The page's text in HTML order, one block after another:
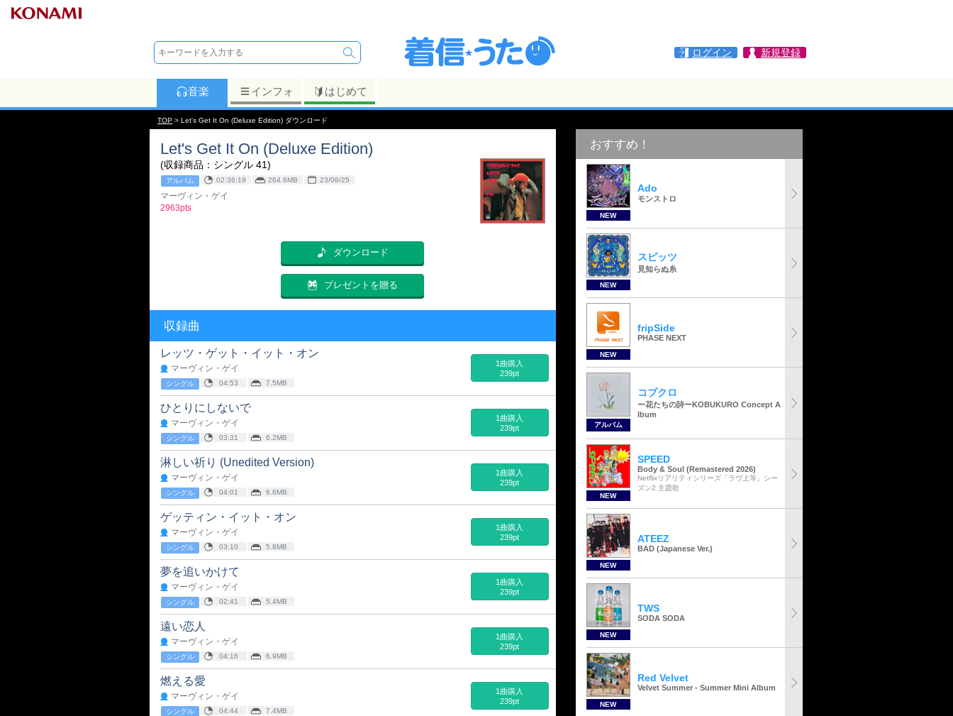
ログイン 新規登録
音楽 インフォ はじめて
TOP > Let's Get It On (Deluxe Edition) ダウンロード
Let's Get It On (Deluxe Edition)
(収録商品：シングル 41)
アルバム 02:36:19 264.6MB 23/08/25
マーヴィン・ゲイ
2963pts
ダウンロード
プレゼントを贈る
収録曲
レッツ・ゲット・イット・オン
マーヴィン・ゲイ
シングル 04:53 7.5MB
1曲購入
239pt
ひとりにしないで
マーヴィン・ゲイ
シングル 03:31 6.2MB
1曲購入
239pt
淋しい祈り (Unedited Version)
マーヴィン・ゲイ
シングル 04:01 6.6MB
1曲購入
239pt
ゲッティン・イット・オン
マーヴィン・ゲイ
シングル 03:10 5.8MB
1曲購入
239pt
夢を追いかけて
マーヴィン・ゲイ
シングル 02:41 5.4MB
1曲購入
239pt
遠い恋人
マーヴィン・ゲイ
シングル 04:16 6.9MB
1曲購入
239pt
燃える愛
マーヴィン・ゲイ
シングル 04:44 7.4MB
1曲購入
239pt
おすすめ！
NEW
Ado
モンストロ
NEW
スピッツ
見知らぬ糸
NEW
fripSide
PHASE NEXT
アルバム
コブクロ
ー花たちの詩ーKOBUKURO Concept A
lbum
NEW
SPEED
Body & Soul (Remastered 2026)
Netflixリアリティシリーズ「ラヴ上等」シー
ズン2 主題歌
NEW
ATEEZ
BAD (Japanese Ver.)
NEW
TWS
SODA SODA
NEW
Red Velvet
Velvet Summer - Summer Mini Album